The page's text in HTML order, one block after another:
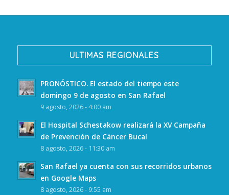
ULTIMAS REGIONALES
PRONÓSTICO. El estado del tiempo este
domingo 9 de agosto en San Rafael
9 agosto, 2026 - 4:00 am
El Hospital Schestakow realizará la XV Campaña
de Prevención de Cáncer Bucal
8 agosto, 2026 - 11:30 am
San Rafael ya cuenta con sus recorridos urbanos
en Google Maps
8 agosto, 2026 - 9:55 am